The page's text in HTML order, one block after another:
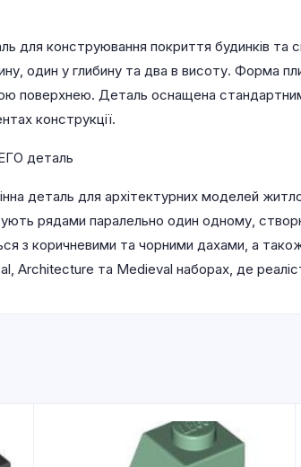
для конструювання покриття будинків
один у глибину та два в висоту. Форма
поверхнею. Деталь оснащена
конструкції.
деталь
деталь для архітектурних моделей
рядами паралельно один одному,
з коричневими та чорними дахами, а
Architecture та Medieval наборах, де